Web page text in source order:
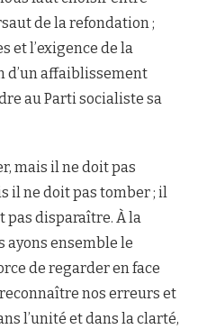
de la refondation ;
et l’exigence de la
d’un affaiblissement
au Parti socialiste sa
mais il ne doit pas
il ne doit pas tomber ; il
pas disparaître. À la
ayons ensemble le
de regarder en face
nos erreurs et
l’unité et dans la clarté,